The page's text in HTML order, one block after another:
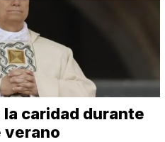
la caridad durante
verano